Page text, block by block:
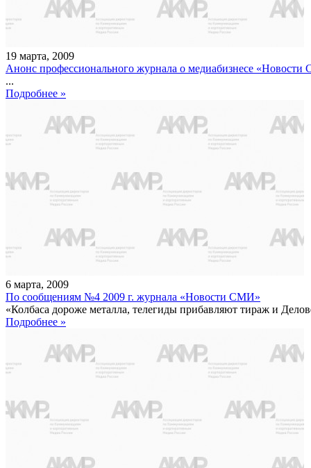
19 марта, 2009
Анонс профессионального журнала о медиабизнесе
...
Подробнее »
6 марта, 2009
По сообщениям №4 2009 г. журнала «Новости СМИ»
«Колбаса дороже металла, телегиды прибавляют тираж и
Подробнее »